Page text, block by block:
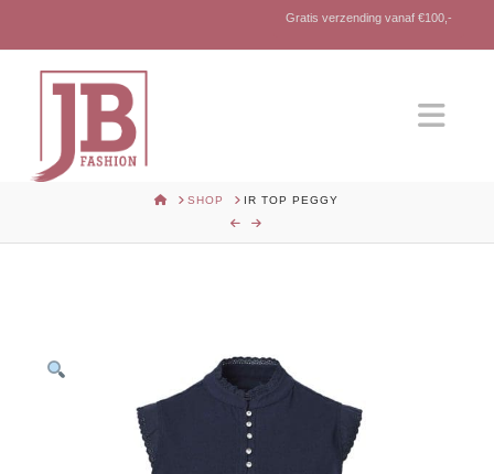
Gratis verzending vanaf €100,-
HOMESHOP IR TOP PEGGY